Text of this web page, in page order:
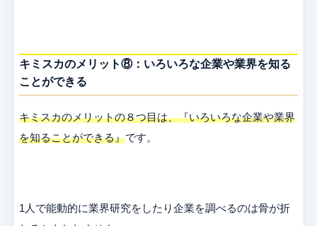
キミスカのメリット⑧：いろいろな企業や業界を知る
ことができる
キミスカのメリットの８つ目は、『いろいろな企業や業界
を知ることができる』です。
1人で能動的に業界研究をしたり企業を調べるのは骨が折